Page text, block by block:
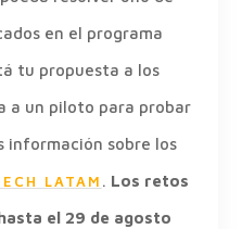
en el programa
tu propuesta a los
a un piloto para probar
información sobre los
LATAM . Los retos
el 29 de agosto